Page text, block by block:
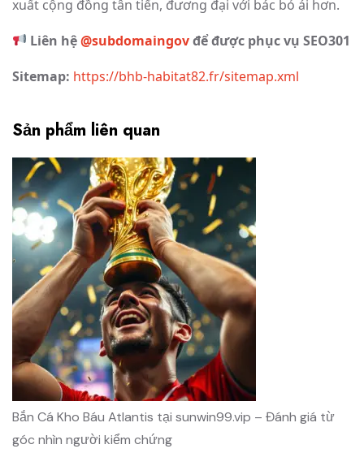
xuất cộng đồng tân tiến, đương đại với bác bỏ ái hơn.
Liên hệ@subdomaingovđể được phục vụ SEO301
Sitemap: https://bhb-habitat82.fr/sitemap.xml
Sản phẩm liên quan
Bắn Cá Kho Báu Atlantis tại sunwin99.vip – Đánh giá từ
góc nhìn người kiểm chứng